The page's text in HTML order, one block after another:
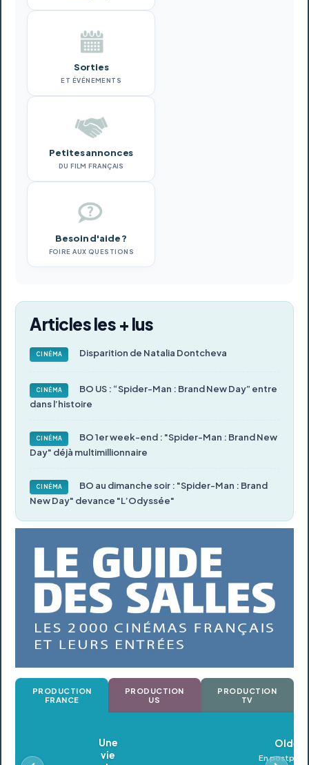
Sorties
ET ÉVÉNEMENTS
Petites annonces
DU FILM FRANÇAIS
Besoin d'aide ?
FOIRE AUX QUESTIONS
Articles les + lus
CINÉMA Disparition de Natalia Dontcheva
CINÉMA
BO US : “Spider-Man : Brand New Day” entre
dans l’histoire
CINÉMA
BO 1er week-end : "Spider-Man : Brand New
Day" déjà multimillionnaire
CINÉMA
BO au dimanche soir : "Spider-Man : Brand
New Day" devance "L’Odyssée"
PRODUCTION
FRANCE
PRODUCTION
US
PRODUCTION
TV
Oldeupe
En postproduction